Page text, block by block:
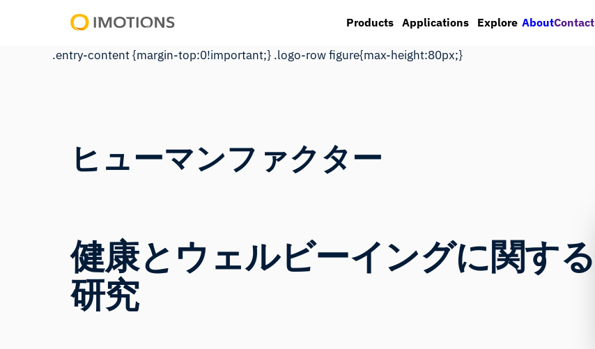
Human
Products Applications Explore AboutContact
.entry-content {margin-top:0!important;} .logo-row figure{max-height:80px;}
ヒューマンファクター
健康とウェルビーイングに関する
研究